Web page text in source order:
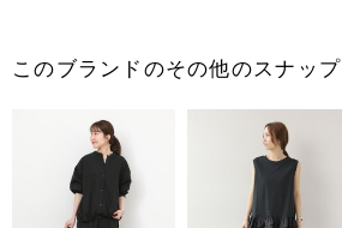
このブランドのその他のスナップ